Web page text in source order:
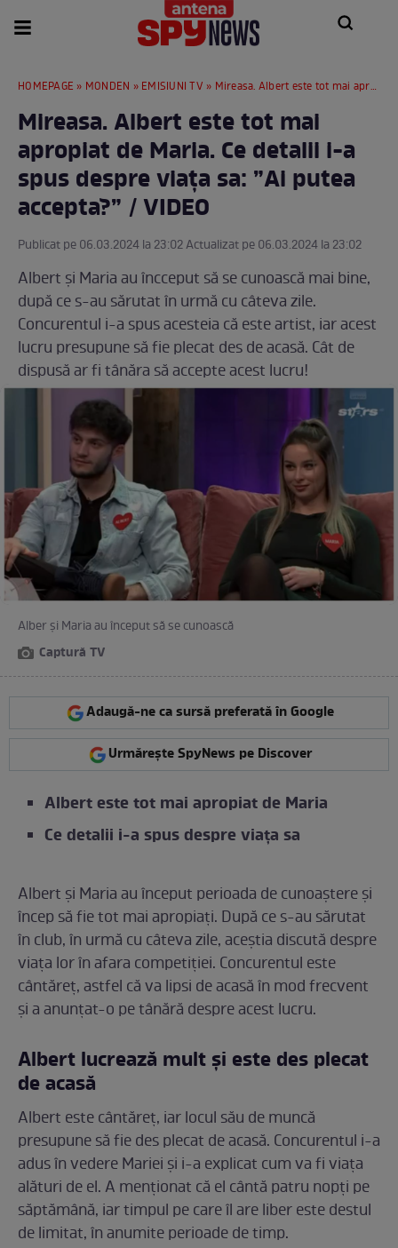
HOMEPAGE » MONDEN » EMISIUNI TV » Mireasa. Albert este tot mai apropiat de Maria. Ce detalii i-a spus despre viața sa: ”Ai putea accepta?” / VIDEO
Mireasa. Albert este tot mai
apropiat de Maria. Ce detalii i-a
spus despre viața sa: ”Ai putea
accepta?” / VIDEO
Publicat pe 06.03.2024 la 23:02 Actualizat pe 06.03.2024 la 23:02
Albert și Maria au încceput să se cunoască mai bine,
după ce s-au sărutat în urmă cu câteva zile.
Concurentul i-a spus acesteia că este artist, iar acest
lucru presupune să fie plecat des de acasă. Cât de
dispusă ar fi tânăra să accepte acest lucru!
Alber și Maria au început să se cunoască
Captură TV
Adaugă-ne ca sursă preferată în Google
Urmărește SpyNews pe Discover
Albert este tot mai apropiat de Maria
Ce detalii i-a spus despre viața sa
Albert și Maria au început perioada de cunoaștere și
încep să fie tot mai apropiați. După ce s-au sărutat
în club, în urmă cu câteva zile, aceștia discută despre
viața lor în afara competiției. Concurentul este
cântăreț, astfel că va lipsi de acasă în mod frecvent
și a anunțat-o pe tânără despre acest lucru.
Albert lucrează mult și este des plecat
de acasă
Albert este cântăreț, iar locul său de muncă
presupune să fie des plecat de acasă. Concurentul i-a
adus în vedere Mariei și i-a explicat cum va fi viața
alături de el. A menționat că el cântă patru nopți pe
săptămână, iar timpul pe care îl are liber este destul
de limitat, în anumite perioade de timp.